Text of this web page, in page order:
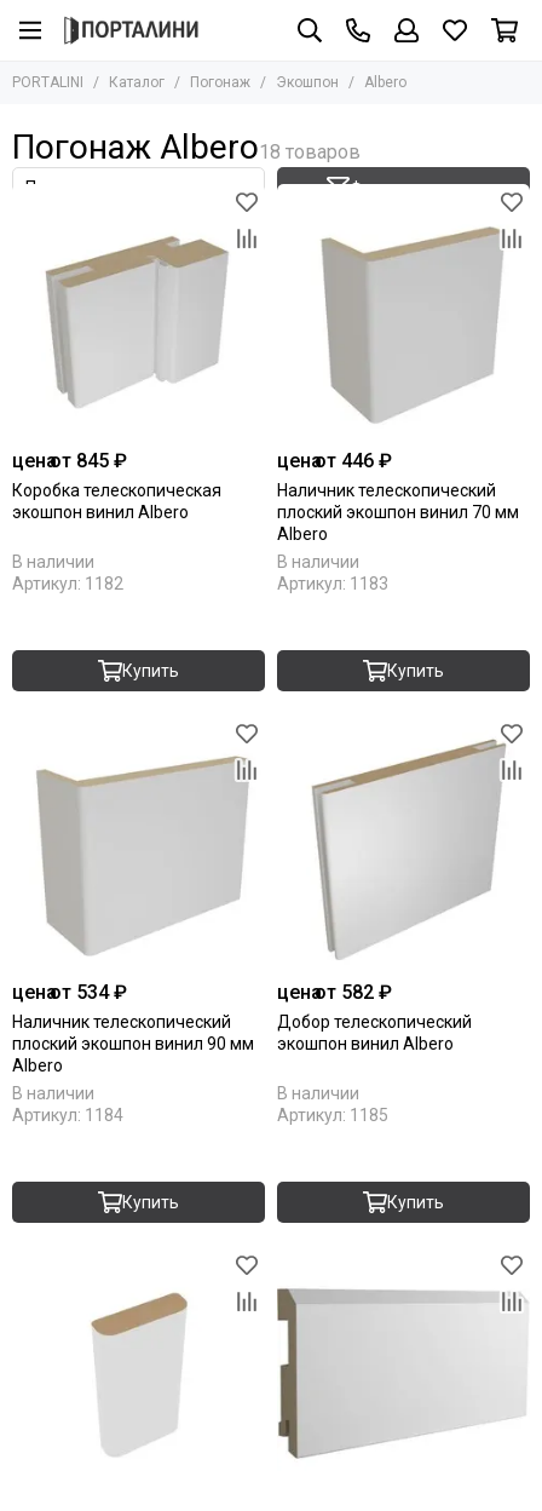
Погонаж
Шпон
Эмаль
Экошпон
Aurum Doors
Bravo
Komfort Doors
Legend
Profilo Porte
Regi Doors
Uberture
Влагостойкий
Глянцевый
Ламинатин
ПЭТ
PORTALINI Каталог Погонаж Экошпон Albero
Погонаж Albero
Фильтр товаров
ценаот 845 ₽
Коробка телескопическая
экошпон винил Albero
В наличии
Артикул: 1182
Купить
ценаот 446 ₽
Наличник телескопический
плоский экошпон винил 70 мм
Albero
В наличии
Артикул: 1183
Купить
ценаот 534 ₽
Наличник телескопический
плоский экошпон винил 90 мм
Albero
В наличии
Артикул: 1184
Купить
ценаот 582 ₽
Добор телескопический
экошпон винил Albero
В наличии
Артикул: 1185
Купить